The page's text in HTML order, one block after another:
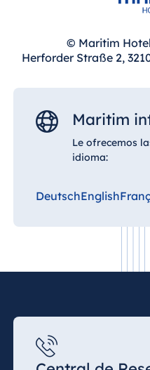
© Maritim
Herforder Straße 2,
Maritim
Le ofrecemos
idioma:
DeutschEnglish